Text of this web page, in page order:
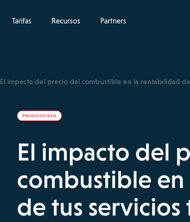
Tarifas Recursos Partners
El impacto del precio del combustible en la rentabilidad de
PRODUCTIVIDAD
El impacto del
combustible
de tus servicios